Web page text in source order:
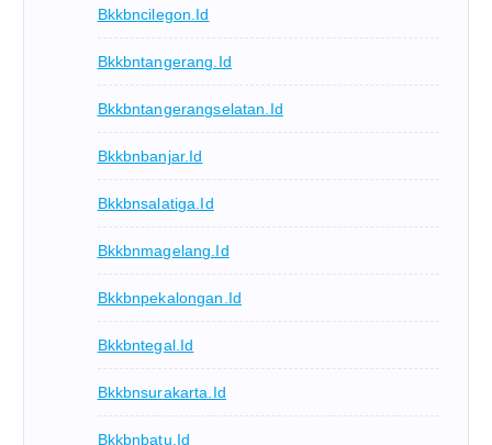
Bkkbncilegon.id
Bkkbntangerang.id
Bkkbntangerangselatan.id
Bkkbnbanjar.id
Bkkbnsalatiga.id
Bkkbnmagelang.id
Bkkbnpekalongan.id
Bkkbntegal.id
Bkkbnsurakarta.id
Bkkbnbatu.id